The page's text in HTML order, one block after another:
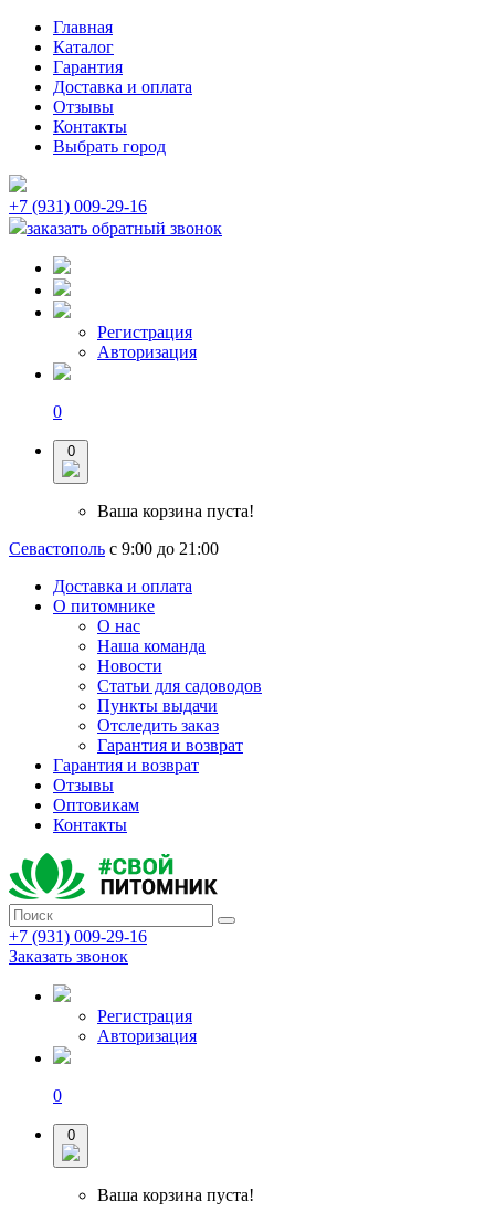
Главная
Каталог
Гарантия
Доставка и оплата
Отзывы
Контакты
Выбрать город
+7 (931) 009-29-16
заказать обратный звонок
Регистрация
Авторизация
0
0
Ваша корзина пуста!
Севастополь с 9:00 до 21:00
Доставка и оплата
О питомнике
О нас
Наша команда
Новости
Статьи для садоводов
Пункты выдачи
Отследить заказ
Гарантия и возврат
Гарантия и возврат
Отзывы
Оптовикам
Контакты
+7 (931) 009-29-16
Заказать звонок
Регистрация
Авторизация
0
0
Ваша корзина пуста!